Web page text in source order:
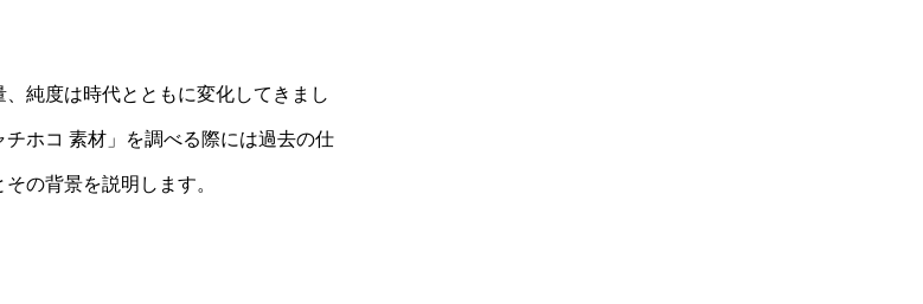
純度は時代とともに変化してきまし
ホコ 素材」を調べる際には過去の仕
の背景を説明します。